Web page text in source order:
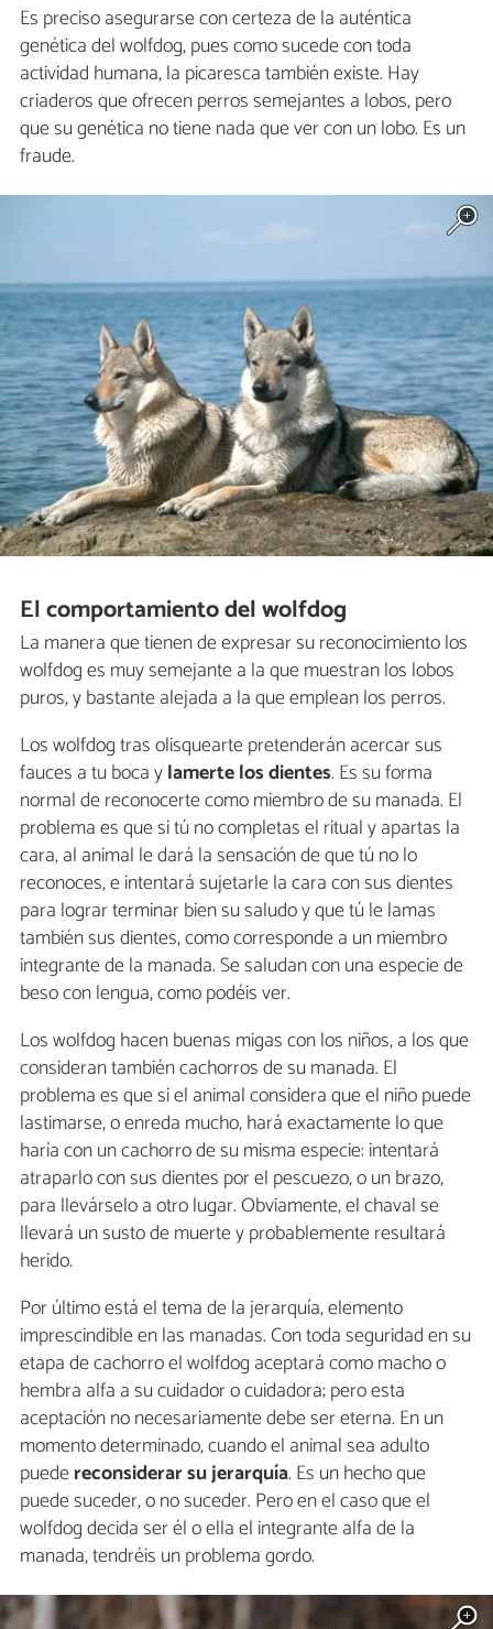
Es preciso asegurarse con certeza de la auténtica
genética del wolfdog, pues como sucede con toda
actividad humana, la picaresca también existe. Hay
criaderos que ofrecen perros semejantes a lobos, pero
que su genética no tiene nada que ver con un lobo. Es un
fraude.
El comportamiento del wolfdog
La manera que tienen de expresar su reconocimiento los
wolfdog es muy semejante a la que muestran los lobos
puros, y bastante alejada a la que emplean los perros.
Los wolfdog tras olisquearte pretenderán acercar sus
fauces a tu boca ylamerte los dientes. Es su forma
normal de reconocerte como miembro de su manada. El
problema es que si tú no completas el ritual y apartas la
cara, al animal le dará la sensación de que tú no lo
reconoces, e intentará sujetarle la cara con sus dientes
para lograr terminar bien su saludo y que tú le lamas
también sus dientes, como corresponde a un miembro
integrante de la manada. Se saludan con una especie de
beso con lengua, como podéis ver.
Los wolfdog hacen buenas migas con los niños, a los que
consideran también cachorros de su manada. El
problema es que si el animal considera que el niño puede
lastimarse, o enreda mucho, hará exactamente lo que
haría con un cachorro de su misma especie: intentará
atraparlo con sus dientes por el pescuezo, o un brazo,
para llevárselo a otro lugar. Obviamente, el chaval se
llevará un susto de muerte y probablemente resultará
herido.
Por último está el tema de la jerarquía, elemento
imprescindible en las manadas. Con toda seguridad en su
etapa de cachorro el wolfdog aceptará como macho o
hembra alfa a su cuidador o cuidadora; pero esta
aceptación no necesariamente debe ser eterna. En un
momento determinado, cuando el animal sea adulto
puedereconsiderar su jerarquía. Es un hecho que
puede suceder, o no suceder. Pero en el caso que el
wolfdog decida ser él o ella el integrante alfa de la
manada, tendréis un problema gordo.